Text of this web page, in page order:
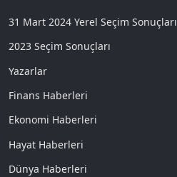
31 Mart 2024 Yerel Seçim Sonuçları
2023 Seçim Sonuçları
Yazarlar
Finans Haberleri
Ekonomi Haberleri
Hayat Haberleri
Dünya Haberleri